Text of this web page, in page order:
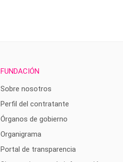
FUNDACIÓN
Sobre nosotros
Perfil del contratante
Órganos de gobierno
Organigrama
Portal de transparencia